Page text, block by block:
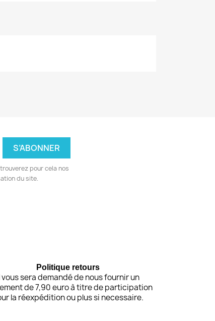
pour cela nos
du site.
Politique retours
vous sera demandé de nous fournir un
de 7,90 euro à titre de participation
la réexpédition ou plus si necessaire.